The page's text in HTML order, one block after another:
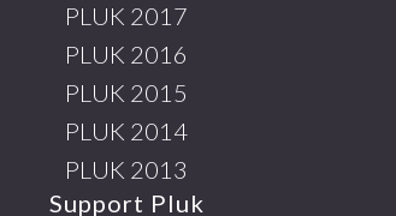
PLUK 2017
PLUK 2016
PLUK 2015
PLUK 2014
PLUK 2013
Support Pluk